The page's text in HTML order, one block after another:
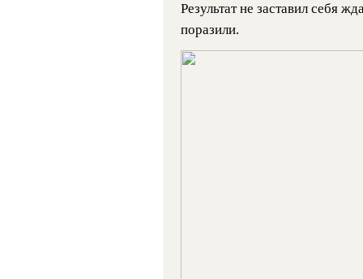
Результат не заставил себя
поразили.